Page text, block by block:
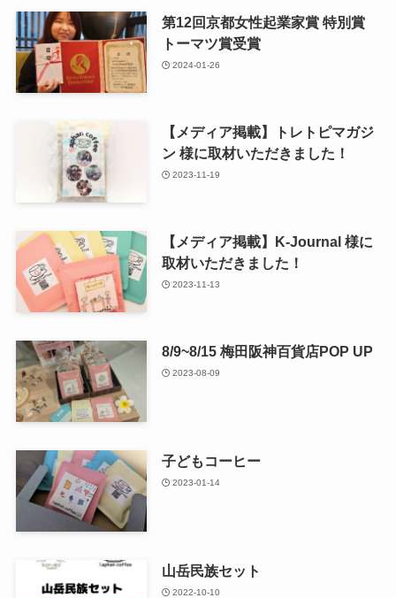
第12回京都女性起業家賞 特別賞
トーマツ賞受賞
2024-01-26
【メディア掲載】トレトピマガジ
ン 様に取材いただきました！
2023-11-19
【メディア掲載】K-Journal 様に
取材いただきました！
2023-11-13
8/9~8/15 梅田阪神百貨店POP UP
2023-08-09
子どもコーヒー
2023-01-14
山岳民族セット
2022-10-10